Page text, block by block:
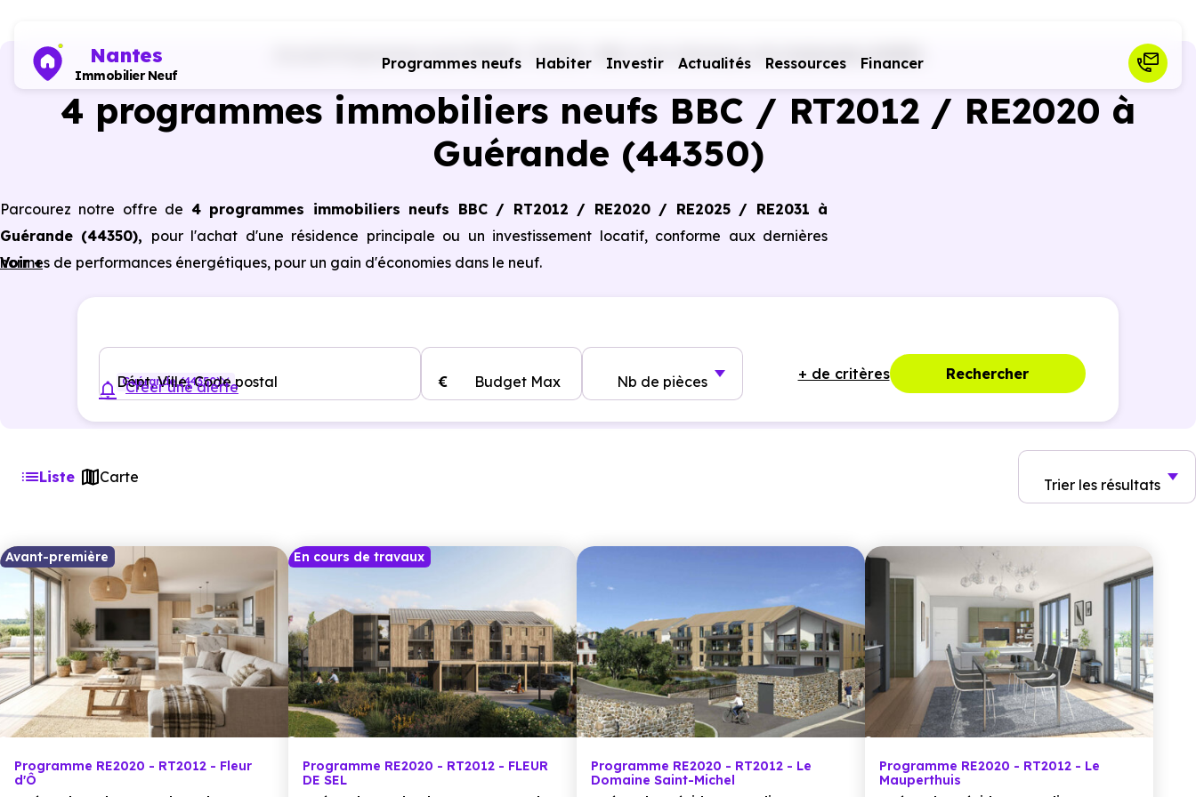
Nantes
Immobilier Neuf
Programmes neufs Habiter Investir Actualités Ressources Financer
Programmes neufs RE2020 - RT2012 - BBC Loire-Atlantique (44) Guérande (44350)
4 programmes immobiliers neufs BBC / RT2012 / RE2020 à
Guérande (44350)
Parcourez notre offre de 4 programmes immobiliers neufs BBC / RT2012 / RE2020 / RE2025 / RE2031 à
Guérande (44350), pour l'achat d'une résidence principale ou un investissement locatif, conforme aux dernières
normes de performances énergétiques, pour un gain d'économies dans le neuf.
Voir +
Dépt, Ville, Code postal
Guérande (44350) Budget Max
€ Nb de pièces + de critères Rechercher
Créer une alerte
Liste Carte Trier les résultats
Avant-première
Programme RE2020 - RT2012 - Fleur
d'Ô
En cours de travaux
Programme RE2020 - RT2012 - FLEUR
DE SEL
Programme RE2020 - RT2012 - Le
Domaine Saint-Michel
Programme RE2020 - RT2012 - Le
Mauperthuis